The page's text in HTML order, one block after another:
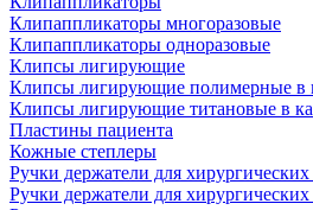
Клипаппликаторы многоразовые
Клипаппликаторы одноразовые
Клипсы лигирующие
Клипсы лигирующие полимерные в
Клипсы лигирующие титановые в
Пластины пациента
Кожные степлеры
Ручки держатели для хирургических
Ручки держатели для